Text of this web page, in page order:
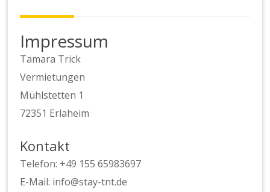
Impressum
Tamara Trick
Vermietungen
Mühlstetten 1
72351 Erlaheim
Kontakt
Telefon: +49 155 65983697
E-Mail: info@stay-tnt.de